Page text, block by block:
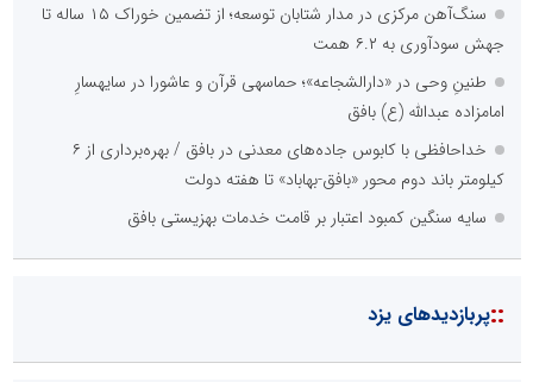
سنگ‌آهن مرکزی در مدار شتابان توسعه؛ از تضمین خوراک ۱۵ ساله تا
جهش سودآوری به ۶.۲ همت
طنینِ وحی در «دارالشجاعه»؛ حماسهی قرآن و عاشورا در سایهسارِ
امامزاده عبدالله (ع) بافق
خداحافظی با کابوس جاده‌های معدنی در بافق / بهره‌برداری از ۶
کیلومتر باند دوم محور «بافق-بهاباد» تا هفته دولت
سایه سنگین کمبود اعتبار بر قامت خدمات بهزیستی بافق
::پربازدیدهای یزد